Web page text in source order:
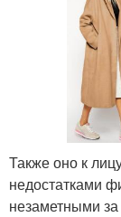
Также оно к
недостатками
незаметными